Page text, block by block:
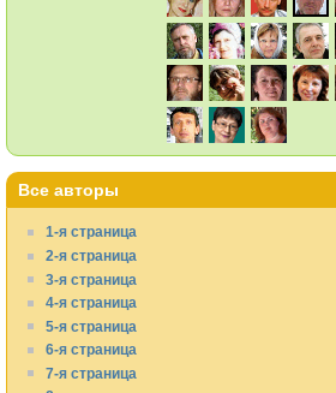
Все авторы
1-я страница
2-я страница
3-я страница
4-я страница
5-я страница
6-я страница
7-я страница